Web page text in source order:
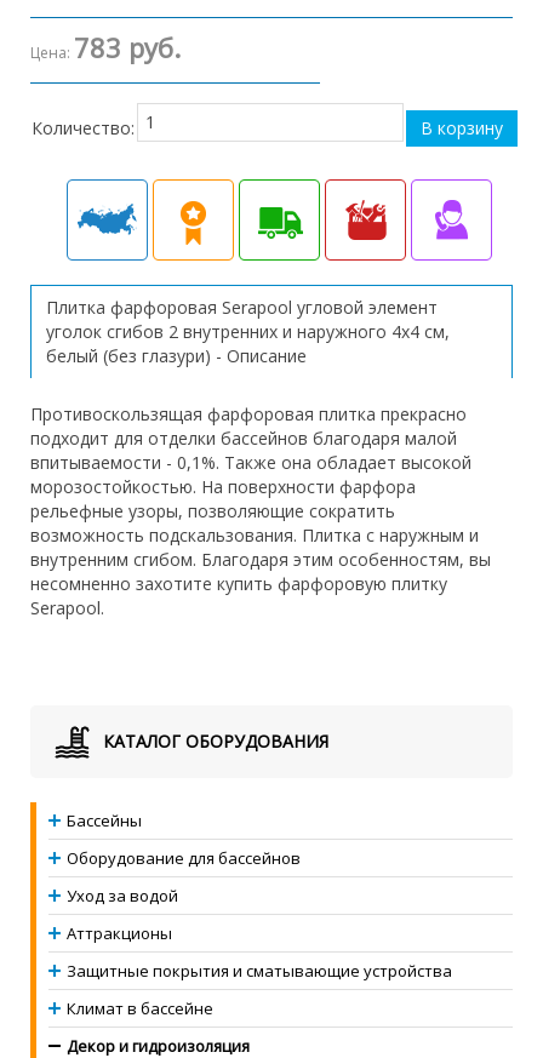
Цена: 783 руб.
Количество:
Плитка фарфоровая Serapool угловой элемент
уголок сгибов 2 внутренних и наружного 4х4 см,
белый (без глазури) - Описание
Противоскользящая фарфоровая плитка прекрасно
подходит для отделки бассейнов благодаря малой
впитываемости - 0,1%. Также она обладает высокой
морозостойкостью. На поверхности фарфора
рельефные узоры, позволяющие сократить
возможность подскальзования. Плитка с наружным и
внутренним сгибом. Благодаря этим особенностям, вы
несомненно захотите купить фарфоровую плитку
Serapool.
КАТАЛОГ ОБОРУДОВАНИЯ
Бассейны
Оборудование для бассейнов
Уход за водой
Аттракционы
Защитные покрытия и сматывающие устройства
Климат в бассейне
Декор и гидроизоляция